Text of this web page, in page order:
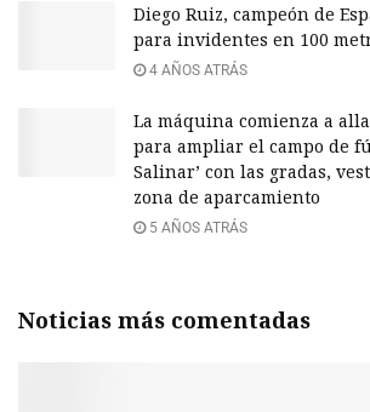
Diego Ruiz, campeón de
para invidentes en 100
4 AÑOS ATRÁS
La máquina comienza a
para ampliar el campo de
Salinar’ con las gradas,
zona de aparcamiento
5 AÑOS ATRÁS
Noticias más comentadas